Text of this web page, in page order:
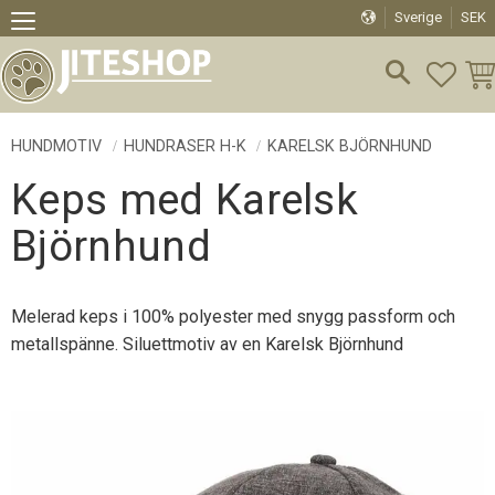
Meny
Sverige SEK
HUNDMOTIV HUNDRASER H-K KARELSK BJÖRNHUND
Keps med Karelsk
Björnhund
Melerad keps i 100% polyester med snygg passform och
metallspänne. Siluettmotiv av en Karelsk Björnhund